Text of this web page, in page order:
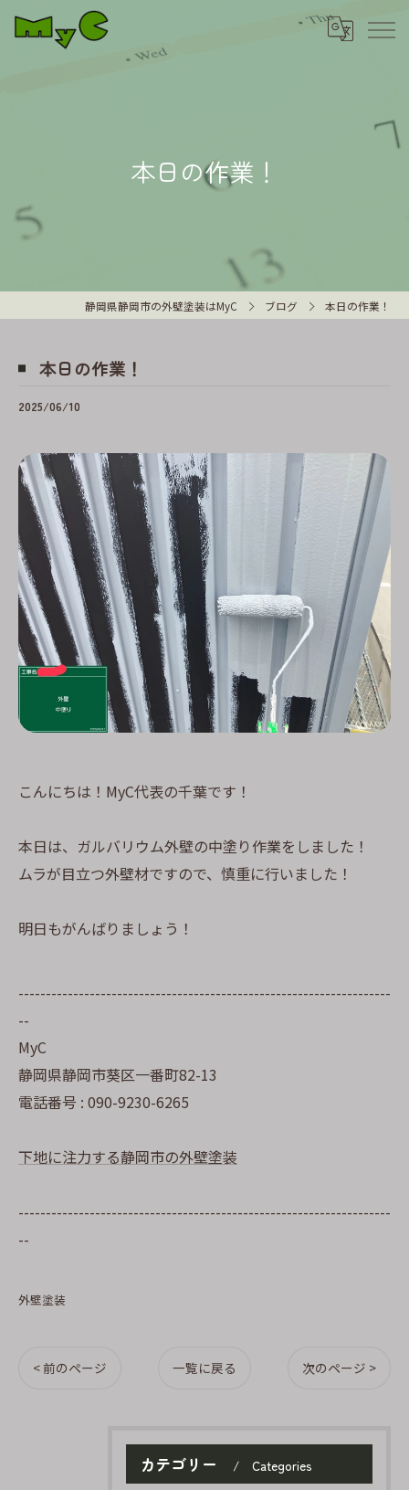
本日の作業！
静岡県静岡市の外壁塗装はMyC ブログ 本日の作業！
本日の作業！
2025/06/10
こんにちは！MyC代表の千葉です！
本日は、ガルバリウム外壁の中塗り作業をしました！
ムラが目立つ外壁材ですので、慎重に行いました！
明日もがんばりましょう！
--------------------------------------------------------------------
--
MyC
静岡県静岡市葵区一番町82-13
電話番号 : 090-9230-6265
下地に注力する静岡市の外壁塗装
--------------------------------------------------------------------
--
外壁塗装
< 前のページ 一覧に戻る 次のページ >
カテゴリー Categories